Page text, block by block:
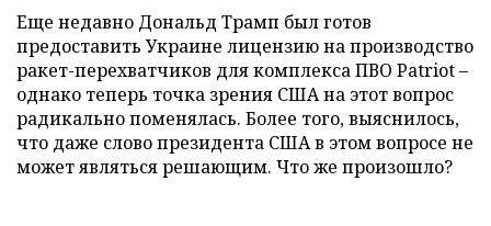
Еще недавно Дональд Трамп был готов
предоставить Украине лицензию на производство
ракет-перехватчиков для комплекса ПВО Patriot –
однако теперь точка зрения США на этот вопрос
радикально поменялась. Более того, выяснилось,
что даже слово президента США в этом вопросе не
может являться решающим. Что же произошло?